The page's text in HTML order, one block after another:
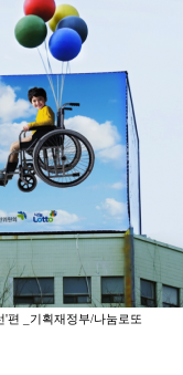
'편 _기획재정부/나눔로또